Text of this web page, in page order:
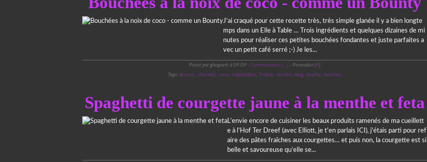
J’ai craqué pour cette recette très, très simple glanée il y a bien longte
mps dans un Elle à Table … Trois ingrédients et quelques dizaines de mi
nutes pour réaliser ces petites bouchées fondantes et juste parfaites a
vec un petit café serré ;-) Je les...
Posté par gbogaert à 09:09 - Commentaires […]- Permalien [#]
Tags: dessert, chocolat, coco, mignardises, Praline, recette, blog, bounty, bouchee
Spaghetti de courgette jaune à la menthe et feta
L’envie encore de cuisiner les beaux produits ramenés de ma cueillett
e à l’Hof Ter Dreef (avec Elliott, je t'en parlais ICI), j’étais parti pour ref
aire des pâtes fraîches aux courgettes… et puis non, la courgette est si
belle et savoureuse qu’elle se...